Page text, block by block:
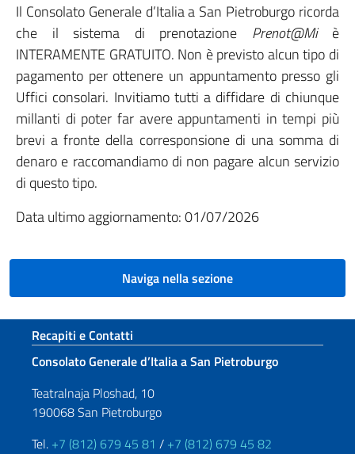
Il Consolato Generale d’Italia a San Pietroburgo ricorda
che il sistema di prenotazione Prenot@Miè
INTERAMENTE GRATUITO. Non è previsto alcun tipo di
pagamento per ottenere un appuntamento presso gli
Uffici consolari. Invitiamo tutti a diffidare di chiunque
millanti di poter far avere appuntamenti in tempi più
brevi a fronte della corresponsione di una somma di
denaro e raccomandiamo di non pagare alcun servizio
di questo tipo.
Data ultimo aggiornamento: 01/07/2026
Naviga nella sezione
Sezione footer
Recapiti e Contatti
Consolato Generale d’Italia a San Pietroburgo
Teatralnaja Ploshad, 10
190068 San Pietroburgo
Tel. +7 (812) 679 45 81 / +7 (812) 679 45 82